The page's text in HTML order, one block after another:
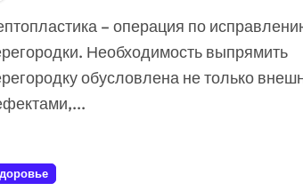
Необходимость выпрямить
обусловлена не только